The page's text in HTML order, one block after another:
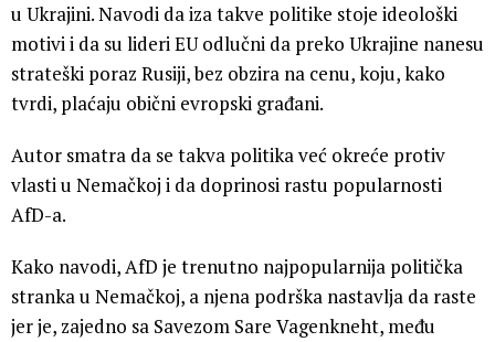
u Ukrajini. Navodi da iza takve politike stoje ideološki
motivi i da su lideri EU odlučni da preko Ukrajine nanesu
strateški poraz Rusiji, bez obzira na cenu, koju, kako
tvrdi, plaćaju obični evropski građani.
Autor smatra da se takva politika već okreće protiv
vlasti u Nemačkoj i da doprinosi rastu popularnosti
AfD-a.
Kako navodi, AfD je trenutno najpopularnija politička
stranka u Nemačkoj, a njena podrška nastavlja da raste
jer je, zajedno sa Savezom Sare Vagenkneht, među